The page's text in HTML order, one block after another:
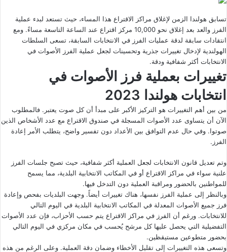
تسابق هولندا الزمن لإغلاق مراكز الاقتراع هذا المساء، حيث تستعد لبدء عملية
الفرز والعد بعد إغلاق نحو 10,000 مركز اقتراع عند الساعة التاسعة مساءً. ومع
انتقادات سابقة لدقة عمليات الفرز في الانتخابات السابقة، تسعى السلطات
الهولندية لإدخال تغييرات جذرية وتحسينات لجعل عملية الفرز الأصوات في
الانتخابات أكثر شفافية ودقة.
تغييرات بعملية فرز الأصوات في
انتخابات هولندا 2023
من بين أهم التغييرات هو التركيز الأكبر على مبدأ أن كل صوت يعتبر. فالمطلوب
الآن أن يتساوى عدد الأصوات المسجلة في صندوق الاقتراع مع عدد الأشخاص الذين
صوتوا. وفي حال عدم التوافق بين الأعداد دون تفسير واضح، يتطلب الأمر إعادة
الفرز.
وتم تعديل قانون الانتخابات لجعل العملية أكثر شفافية، حيث تصبح جلسات الفرز
علنية سواء في مراكز الاقتراع أو في المكاتب الانتخابية البلدية، مما يسمح
للمواطنين بالحضور ومراقبة العملية دون التدخل فيها.
وبالنظر إلى عملية الفرز نفسها، هناك تغييرات أيضاً. وجهت البلديات بفحص وإعادة
فرز جميع الأصوات المعدلة في المكاتب الانتخابية البلدية في اليوم التالي
للانتخابات. ورغم أن الفرز في مراكز الاقتراع يتم حسب الأحزاب، فإن عدد الأصوات
التفضيلية التي يحصل عليها كل مرشح يُحسب في مكان مركزي في اليوم التالي
بحضور متطوعين مستيقظين.
وتسعى هذه التغييرات إلى تقليل الأخطاء وضمان دقة العملية. وعلى الرغم من هذه